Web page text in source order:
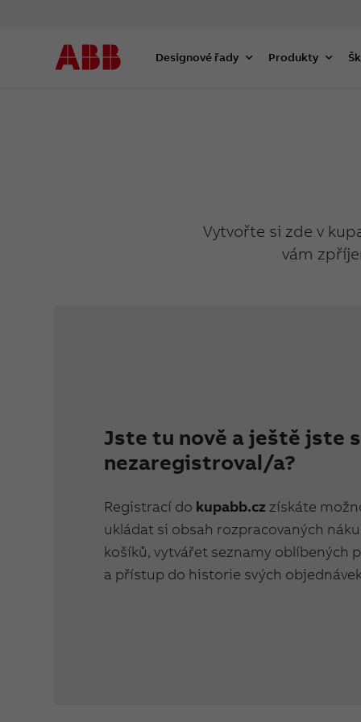
Designové řady Produkty
Vytvořte si zde v
vám
Jste tu nově a ještě jste
nezaregistroval/a?
Registrací do kupabb.cz získáte
ukládat si obsah rozpracovaných
košíků, vytvářet seznamy oblíbených
a přístup do historie svých